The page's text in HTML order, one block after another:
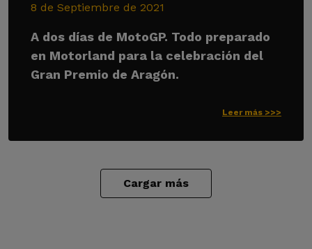
8 de Septiembre de 2021
A dos días de MotoGP. Todo preparado
en Motorland para la celebración del
Gran Premio de Aragón.
Leer más >>>
Cargar más